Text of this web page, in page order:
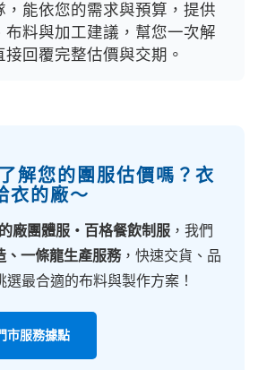
，能依您的需求與預算，提供
布料與加工建議，幫您一次解
回覆完整估價與交期。
解您的團服估價嗎？衣
衣的廠～
廠團體服・百格餐飲制服 ，我們
、一條龍生產服務，快速交貨、品
選最合適的布料與製作方案！
市服務據點